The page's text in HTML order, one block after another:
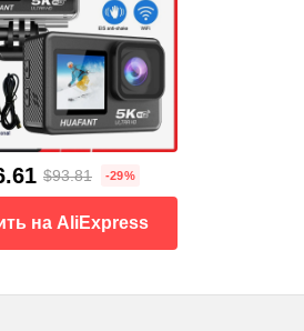
$93.81 -29%
на AliExpress